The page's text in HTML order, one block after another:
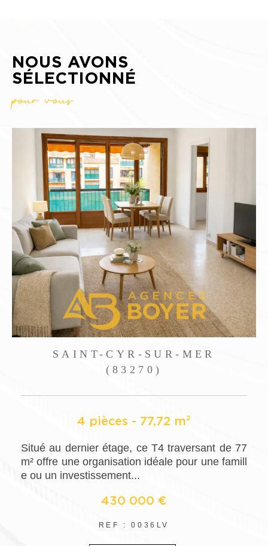
NOUS AVONS
SÉLECTIONNÉ
pour vous
SAINT-CYR-SUR-MER
(83270)
4 pièces - 77,72 m²
Situé au dernier étage, ce T4 traversant de 77
m² offre une organisation idéale pour une famill
e ou un investissement...
430 000 €
REF : 0036LV